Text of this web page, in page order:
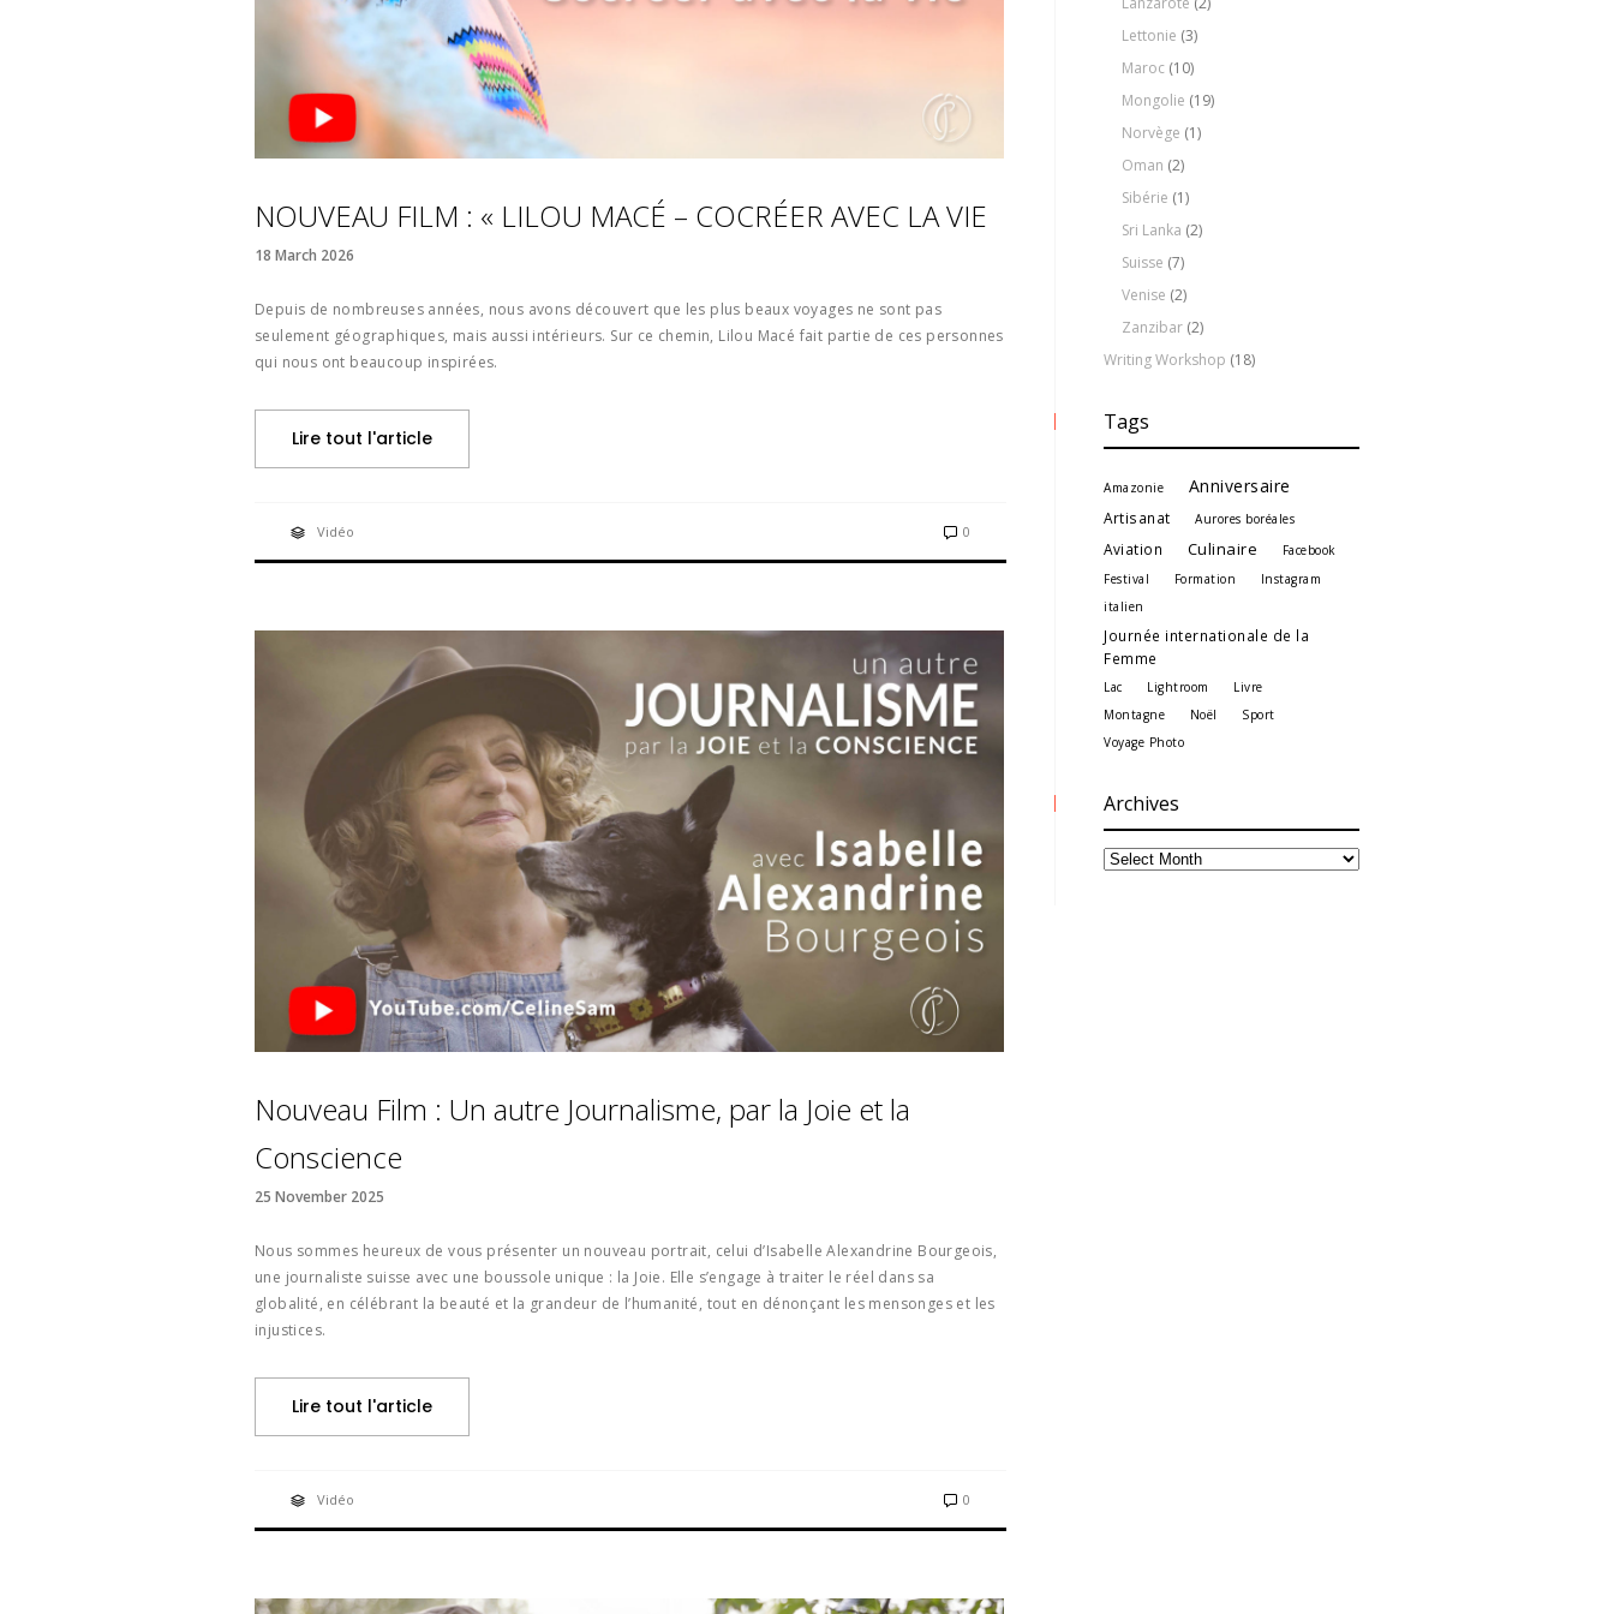
NOUVEAU FILM : « LILOU MACÉ – COCRÉER AVEC LA VIE
18 March 2026
Depuis de nombreuses années, nous avons découvert que les plus beaux voyages ne sont pas
seulement géographiques, mais aussi intérieurs. Sur ce chemin, Lilou Macé fait partie de ces personnes
qui nous ont beaucoup inspirées.
Lire tout l'article
Vidéo 0
Nouveau Film : Un autre Journalisme, par la Joie et la
Conscience
25 November 2025
Nous sommes heureux de vous présenter un nouveau portrait, celui d’Isabelle Alexandrine Bourgeois,
une journaliste suisse avec une boussole unique : la Joie. Elle s’engage à traiter le réel dans sa
globalité, en célébrant la beauté et la grandeur de l’humanité, tout en dénonçant les mensonges et les
injustices.
Lire tout l'article
Vidéo 0
Lettonie (3)
Maroc (10)
Mongolie (19)
Norvège (1)
Oman (2)
Sibérie (1)
Sri Lanka (2)
Suisse (7)
Venise (2)
Zanzibar (2)
Writing Workshop (18)
Tags
Amazonie Anniversaire
Artisanat Aurores boréales
Aviation Culinaire
Facebook
Festival
Formation
Instagram
italien
Journée internationale de la
Femme
Lac Lightroom
Livre
Montagne
Noël
Sport
Voyage Photo
Archives
Archives